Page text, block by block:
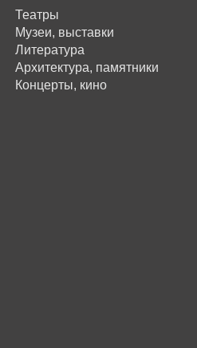
Театры
Музеи, выставки
Литература
Архитектура, памятники
Концерты, кино